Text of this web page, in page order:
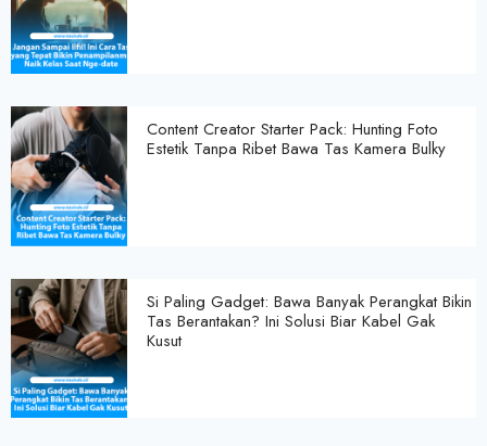
Content Creator Starter Pack: Hunting Foto
Estetik Tanpa Ribet Bawa Tas Kamera Bulky
Si Paling Gadget: Bawa Banyak Perangkat Bikin
Tas Berantakan? Ini Solusi Biar Kabel Gak
Kusut